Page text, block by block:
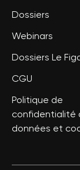
Dossiers
Webinars
Dossiers Le
CGU
Politique de
confidentialité
données et